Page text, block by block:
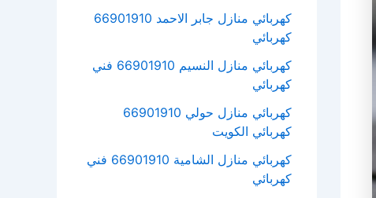
كهربائي منازل جابر الاحمد 66901910
كهربائي
كهربائي منازل النسيم 66901910 فني
كهربائي
كهربائي منازل حولي 66901910
كهربائي الكويت
كهربائي منازل الشامية 66901910 فني
كهربائي